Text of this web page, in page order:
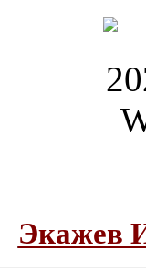
Экажев